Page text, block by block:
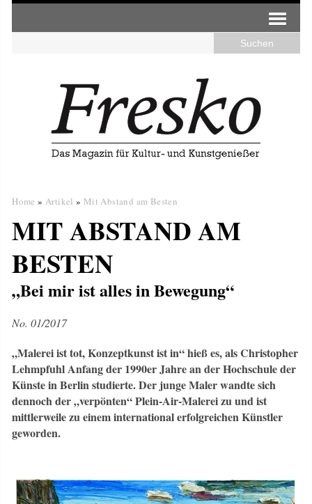
Home » Artikel » Mit Abstand am Besten
MIT ABSTAND AM
BESTEN
„Bei mir ist alles in Bewegung“
No. 01/2017
„Malerei ist tot, Konzeptkunst ist in“ hieß es, als Christopher
Lehmpfuhl Anfang der 1990er Jahre an der Hochschule der
Künste in Berlin studierte. Der junge Maler wandte sich
dennoch der „verpönten“ Plein-Air-Malerei zu und ist
mittlerweile zu einem international erfolgreichen Künstler
geworden.